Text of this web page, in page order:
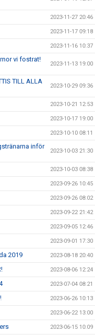
2023-11-27 20:46
2023-11-17 09:18
2023-11-16 10:37
vi fostrat!
2023-11-13 19:00
TILL ALLA
2023-10-29 09:36
2023-10-21 12:53
2023-10-17 19:00
2023-10-10 08:11
inför
2023-10-03 21:30
2023-10-03 08:38
2023-09-26 10:45
2023-09-26 08:02
2023-09-22 21:42
2023-09-05 12:46
2023-09-01 17:30
2019 2023-08-18 20:40
2023-08-06 12:24
2023-07-04 08:21
2023-06-26 10:13
2023-06-22 13:00
2023-06-15 10:09